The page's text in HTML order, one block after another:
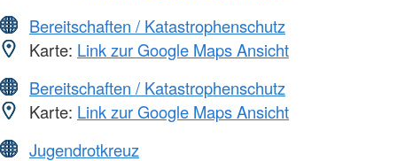
Bereitschaften / Katastrophenschutz
Karte: Link zur Google Maps Ansicht
Bereitschaften / Katastrophenschutz
Karte: Link zur Google Maps Ansicht
Jugendrotkreuz